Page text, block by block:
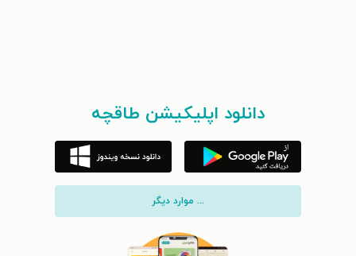
دانلود اپلیکیشن طاقچه
... موارد دیگر